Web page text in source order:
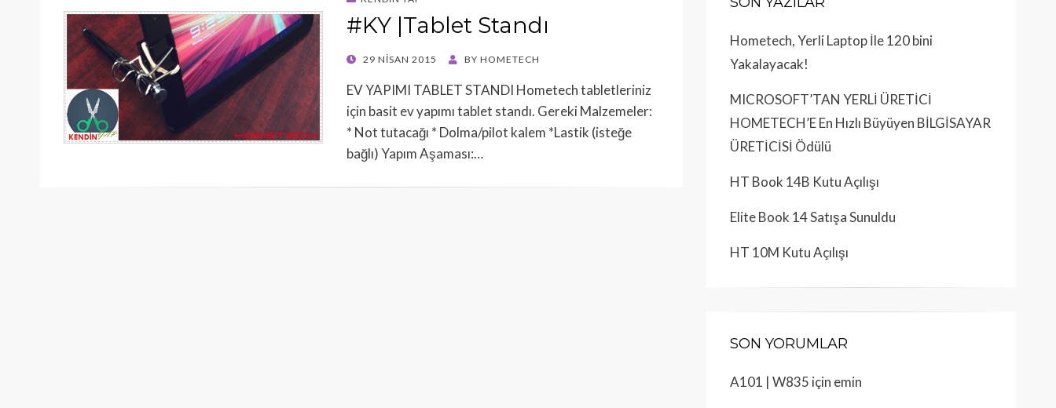
#KY |Tablet Standı
POSTED
29 NISAN 2015 BY HOMETECH
EV YAPIMI TABLET STANDI Hometech tabletleriniz
için basit ev yapımı tablet standı. Gereki Malzemeler:
* Not tutacağı * Dolma/pilot kalem *Lastik (isteğe
bağlı) Yapım Aşaması:…
Hometech, Yerli Laptop İle 120 bini
Yakalayacak!
MICROSOFT’TAN YERLİ ÜRETİCİ
HOMETECH’E En Hızlı Büyüyen BİLGİSAYAR
ÜRETİCİSİ Ödülü
HT Book 14B Kutu Açılışı
Elite Book 14 Satışa Sunuldu
HT 10M Kutu Açılışı
SON YORUMLAR
A101 | W835 için emin